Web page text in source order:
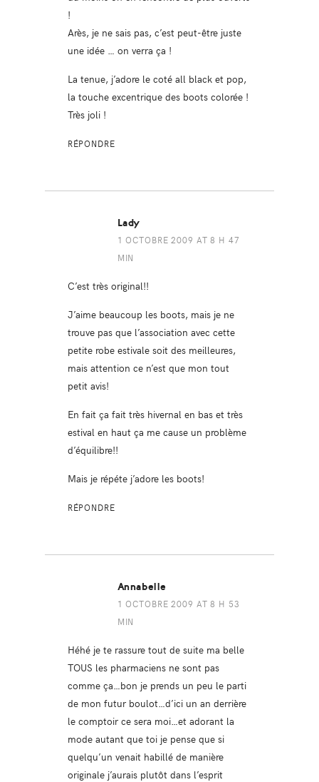
!
Arès, je ne sais pas, c’est peut-être juste
une idée … on verra ça !
La tenue, j’adore le coté all black et pop,
la touche excentrique des boots colorée !
Très joli !
RÉPONDRE
Lady
1 OCTOBRE 2009 AT 8 H 47
MIN
C’est très original!!
J’aime beaucoup les boots, mais je ne
trouve pas que l’association avec cette
petite robe estivale soit des meilleures,
mais attention ce n’est que mon tout
petit avis!
En fait ça fait très hivernal en bas et très
estival en haut ça me cause un problème
d’équilibre!!
Mais je répéte j’adore les boots!
RÉPONDRE
Annabelle
1 OCTOBRE 2009 AT 8 H 53
MIN
Héhé je te rassure tout de suite ma belle
TOUS les pharmaciens ne sont pas
comme ça…bon je prends un peu le parti
de mon futur boulot…d’ici un an derrière
le comptoir ce sera moi…et adorant la
mode autant que toi je pense que si
quelqu’un venait habillé de manière
originale j’aurais plutôt dans l’esprit